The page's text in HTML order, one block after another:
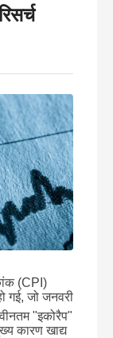
(CPI)
गई, जो जनवरी
"इकोरैप"
कारण खाद्य